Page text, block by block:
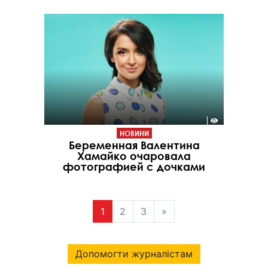
НОВИНИ
Беременная Валентина
Хамайко очаровала
фотографией с дочками
1 2 3 »
Допомогти журналістам